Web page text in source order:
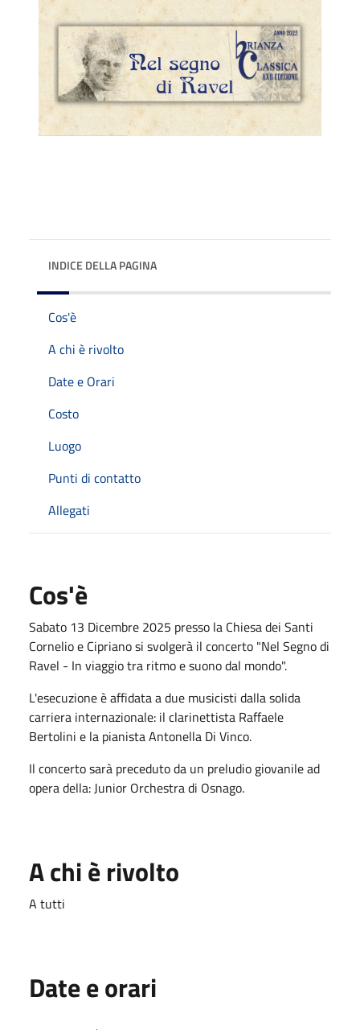
INDICE DELLA PAGINA
Cos'è
A chi è rivolto
Date e Orari
Costo
Luogo
Punti di contatto
Allegati
Cos'è
Sabato 13 Dicembre 2025 presso la Chiesa dei Santi
Cornelio e Cipriano si svolgerà il concerto "Nel Segno di
Ravel - In viaggio tra ritmo e suono dal mondo".
L'esecuzione è affidata a due musicisti dalla solida
carriera internazionale: il clarinettista Raffaele
Bertolini e la pianista Antonella Di Vinco.
Il concerto sarà preceduto da un preludio giovanile ad
opera della: Junior Orchestra di Osnago.
A chi è rivolto
A tutti
Date e orari